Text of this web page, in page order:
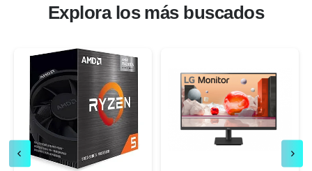
Explora los más buscados